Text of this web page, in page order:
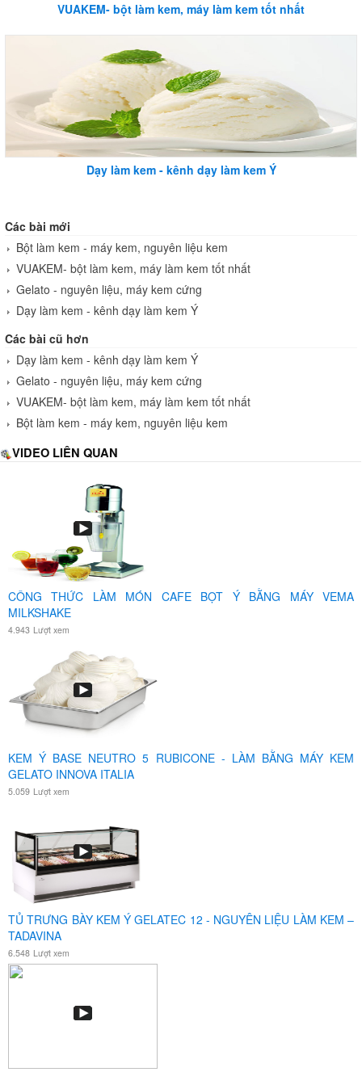
VUAKEM- bột làm kem, máy làm kem tốt nhất
Dạy làm kem - kênh dạy làm kem Ý
Các bài mới
Bột làm kem - máy kem, nguyên liệu kem
VUAKEM- bột làm kem, máy làm kem tốt nhất
Gelato - nguyên liệu, máy kem cứng
Dạy làm kem - kênh dạy làm kem Ý
Các bài cũ hơn
Dạy làm kem - kênh dạy làm kem Ý
Gelato - nguyên liệu, máy kem cứng
VUAKEM- bột làm kem, máy làm kem tốt nhất
Bột làm kem - máy kem, nguyên liệu kem
VIDEO LIÊN QUAN
CÔNG THỨC LÀM MÓN CAFE BỌT Ý BẰNG MÁY VEMA
MILKSHAKE
4.943 Lượt xem
KEM Ý BASE NEUTRO 5 RUBICONE - LÀM BẰNG MÁY KEM
GELATO INNOVA ITALIA
5.059 Lượt xem
TỦ TRƯNG BÀY KEM Ý GELATEC 12 - NGUYÊN LIỆU LÀM KEM –
TADAVINA
6.548 Lượt xem